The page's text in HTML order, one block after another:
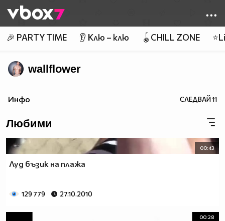
👾
🎉 PARTY TIME 👂 Клю – клю 🪀CHILL ZONE
wallflower
Инфо СЛЕДВАЙ11
Любими
00:43
Луд бъзик на плажа
129 779 27.10.2010
00:28